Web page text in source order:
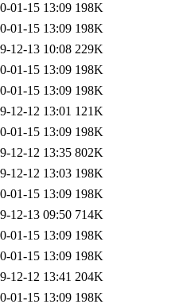
01-15 13:09 198K
01-15 13:09 198K
12-13 10:08 229K
01-15 13:09 198K
01-15 13:09 198K
12-12 13:01 121K
01-15 13:09 198K
12-12 13:35 802K
12-12 13:03 198K
01-15 13:09 198K
12-13 09:50 714K
01-15 13:09 198K
01-15 13:09 198K
12-12 13:41 204K
01-15 13:09 198K